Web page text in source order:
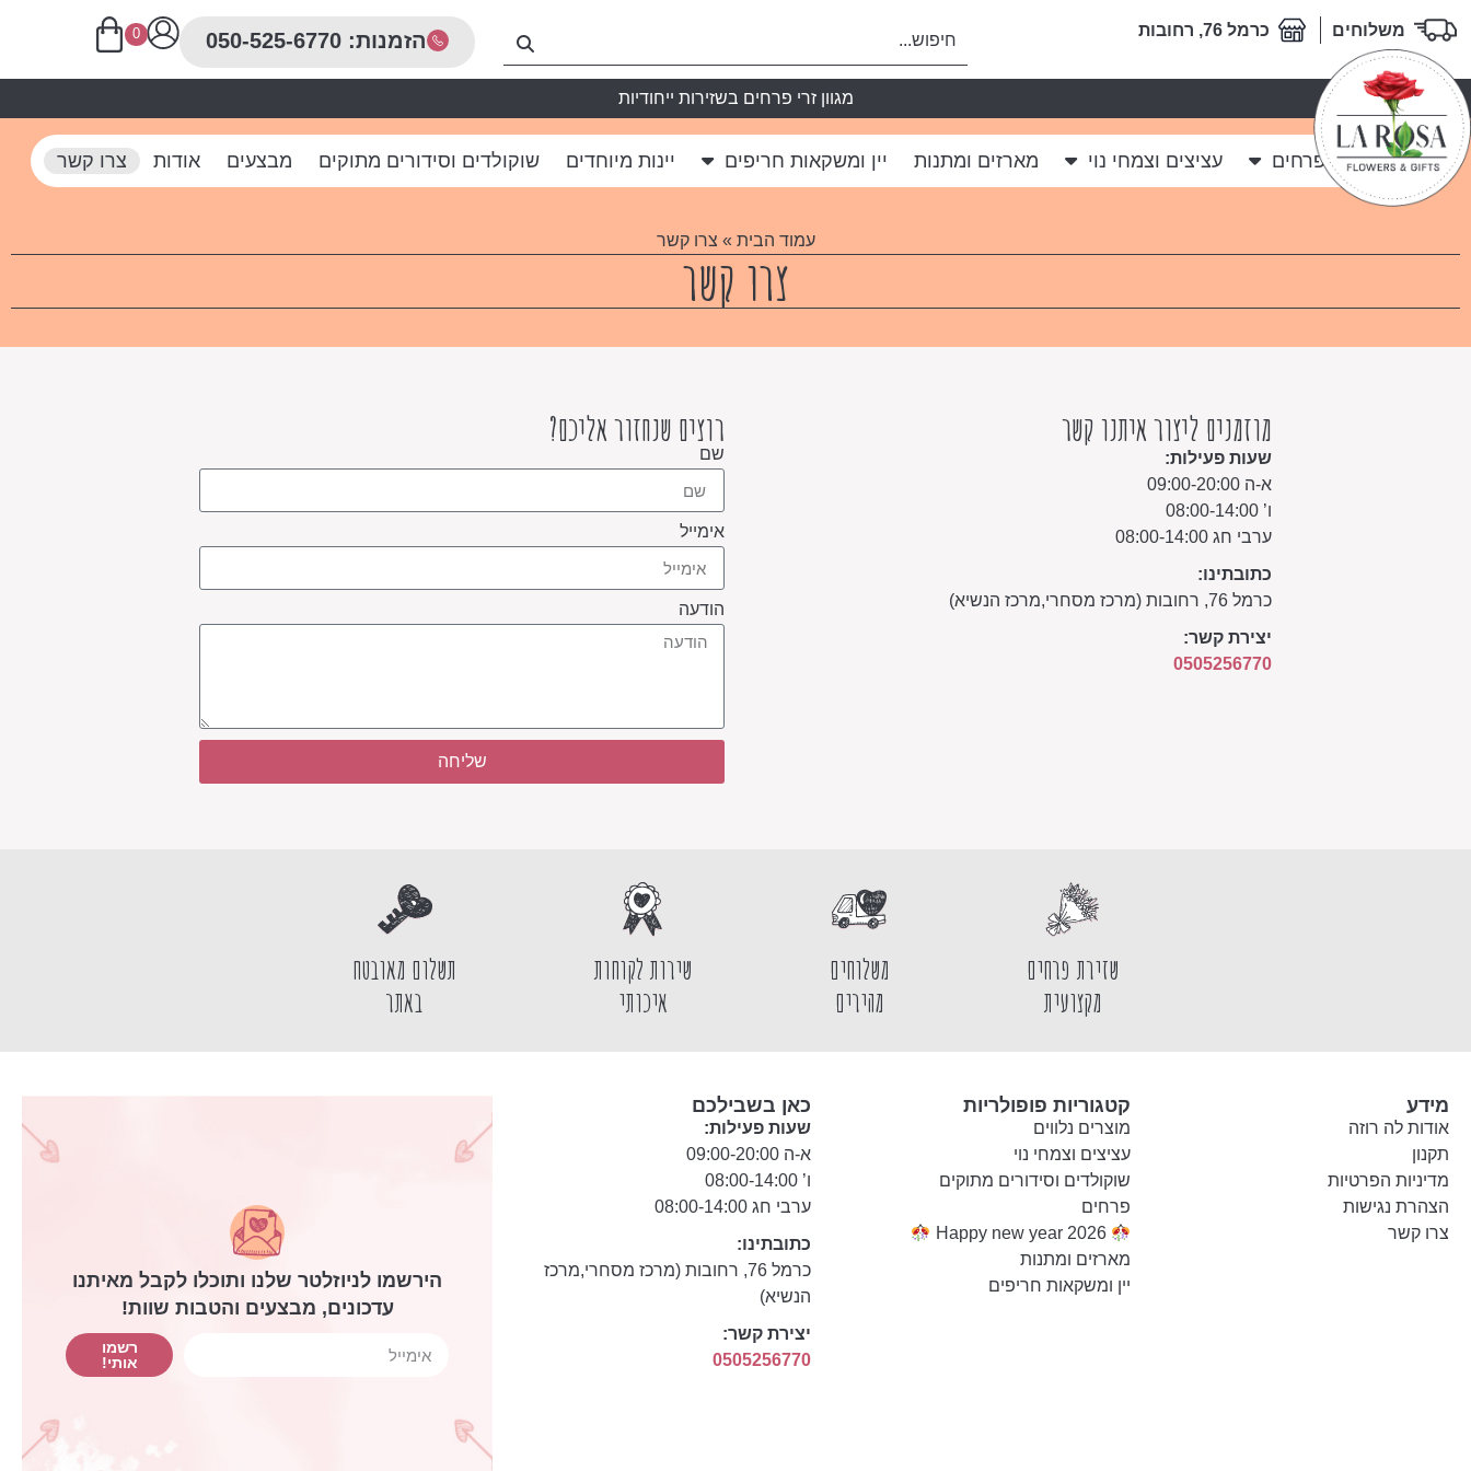
משלוחים כרמל 76, רחובות הזמנות: 050-525-6770 0
מגוון זרי פרחים בשזירות ייחודיות
לה רוזה פרחים עציצים וצמחי נוי מארזים ומתנות יין ומשקאות חריפים יינות מיוחדים שוקולדים וסידורים מתוקים מבצעים אודות צרו קשר
עמוד הבית » צרו קשר
צרו קשר
מוזמנים ליצור איתנו קשר
שעות פעילות:
א-ה 09:00-20:00
ו’ 08:00-14:00
ערבי חג 08:00-14:00
כתובתינו:
כרמל 76, רחובות (מרכז מסחרי,מרכז הנשיא)
יצירת קשר:
0505256770
רוצים שנחזור אליכם?
שם
אימייל
הודעה
שליחה
שזירת פרחים
מקצועית
משלוחים
מהירים
שירות לקוחות
איכותי
תשלום מאובטח
באתר
מידע
אודות לה רוזה
תקנון
מדיניות הפרטיות
הצהרת נגישות
צרו קשר
קטגוריות פופולריות
מוצרים נלווים
עציצים וצמחי נוי
שוקולדים וסידורים מתוקים
פרחים
Happy new year 2026
מארזים ומתנות
יין ומשקאות חריפים
כאן בשבילכם
שעות פעילות:
א-ה 09:00-20:00
ו’ 08:00-14:00
ערבי חג 08:00-14:00
כתובתינו:
כרמל 76, רחובות (מרכז מסחרי,מרכז
הנשיא)
יצירת קשר:
0505256770
הירשמו לניוזלטר שלנו ותוכלו לקבל מאיתנו
עדכונים, מבצעים והטבות שוות!
רשמו
אותי!